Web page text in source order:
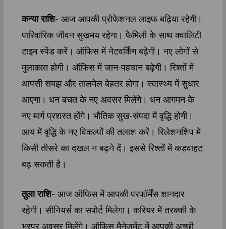
कन्या राशि- आज आपकी प्रोफेशनल लाइफ बढ़िया रहेगी।
पारिवारिक जीवन सुखमय रहेगा। फैमिली के साथ क्वालिटी
टाइम स्पेंड करें। ऑफिस में नेटवर्किंग बढ़ेगी। नए लोगों से
मुलाकात होगी। ऑफिस में जान-पहचान बढ़ेगी। रिश्तों में
आपसी समझ और तालमेल बेहतर होगा। स्वास्थ्य में सुधार
आएगा। धन बचत के नए अवसर मिलेंगे। धन आगमन के
नए मार्ग प्रशस्त होंगे। भौतिक सुख-संपदा में वृद्धि होगी।
आय में वृद्धि के नए विकल्पों की तलाश करें। रिलेशनशिप मे
किसी तीसरे का दखल न बढ़ने दें। इससे रिश्तों में कड़वाहट
बढ़ सकती है।
तुला राशि- आज ऑफिस में आपकी परफॉर्मेंस शानदार
रहेगी। सीनियर्स का सपोर्ट मिलेगा। करियर में तरक्की के
भरपूर अवसर मिलेंगे। ऑफिस मैनेजमेंट में आपकी अच्छी